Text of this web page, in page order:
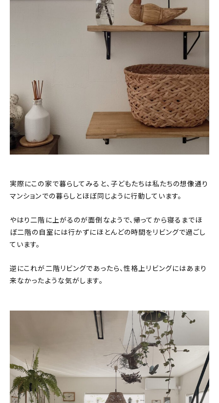
実際にこの家で暮らしてみると、子どもたちは私たちの想像通り
マンションでの暮らしとほぼ同じように行動しています。
やはり二階に上がるのが面倒なようで、帰ってから寝るまでほ
ぼ二階の自室には行かずにほとんどの時間をリビングで過ごし
ています。
逆にこれが二階リビングであったら、性格上リビングにはあまり
来なかったような気がします。